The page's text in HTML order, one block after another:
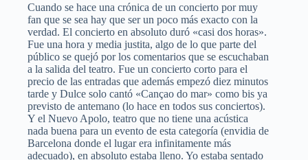
Cuando se hace una crónica de un concierto por muy
fan que se sea hay que ser un poco más exacto con la
verdad. El concierto en absoluto duró «casi dos horas».
Fue una hora y media justita, algo de lo que parte del
público se quejó por los comentarios que se escuchaban
a la salida del teatro. Fue un concierto corto para el
precio de las entradas que además empezó diez minutos
tarde y Dulce solo cantó «Cançao do mar» como bis ya
previsto de antemano (lo hace en todos sus conciertos).
Y el Nuevo Apolo, teatro que no tiene una acústica
nada buena para un evento de esta categoría (envidia de
Barcelona donde el lugar era infinitamente más
adecuado), en absoluto estaba lleno. Yo estaba sentado